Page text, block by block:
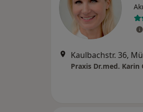
Kaulbachstr. 36,